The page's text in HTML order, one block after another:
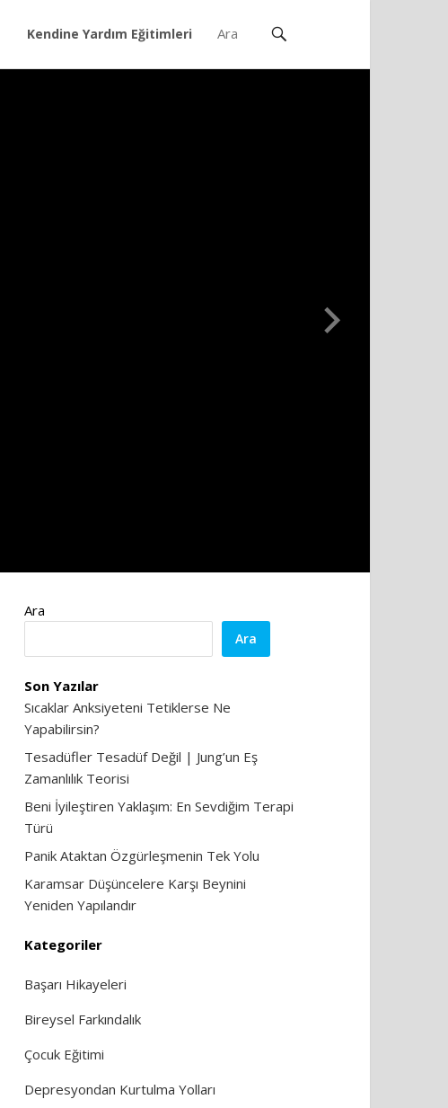
Kendine Yardım Eğitimleri
Ara
Ara
Son Yazılar
Sıcaklar Anksiyeteni Tetiklerse Ne
Yapabilirsin?
Tesadüfler Tesadüf Değil | Jung’un Eş
Zamanlılık Teorisi
Beni İyileştiren Yaklaşım: En Sevdiğim Terapi
Türü
Panik Ataktan Özgürleşmenin Tek Yolu
Karamsar Düşüncelere Karşı Beynini
Yeniden Yapılandır
Kategoriler
Başarı Hikayeleri
Bireysel Farkındalık
Çocuk Eğitimi
Depresyondan Kurtulma Yolları